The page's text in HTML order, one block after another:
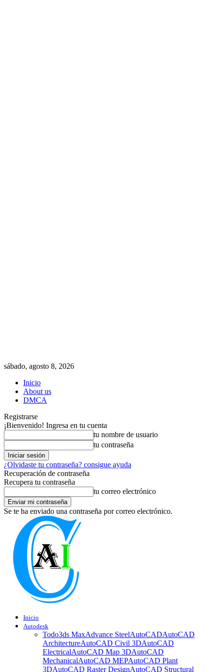
sábado, agosto 8, 2026
Inicio
About us
DMCA
Registrarse
¡Bienvenido! Ingresa en tu cuenta
tu nombre de usuario
tu contraseña
¿Olvidaste tu contraseña? consigue ayuda
Recuperación de contraseña
Recupera tu contraseña
tu correo electrónico
Se te ha enviado una contraseña por correo electrónico.
Inicio
Autodesk
Todo3ds MaxAdvance SteelAutoCADAutoCAD
ArchitectureAutoCAD Civil 3DAutoCAD
ElectricalAutoCAD Map 3DAutoCAD
MechanicalAutoCAD MEPAutoCAD Plant
3DAutoCAD Raster DesignAutoCAD Structural